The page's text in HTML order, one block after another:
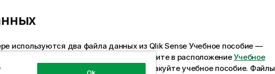
используются два файла данных из Qlik Sense Учебное пособие —
. Чтобы загрузить файлы, перейдите в расположениеУчебное
приложения
. Загрузите и распакуйте учебное пособие. Файлы